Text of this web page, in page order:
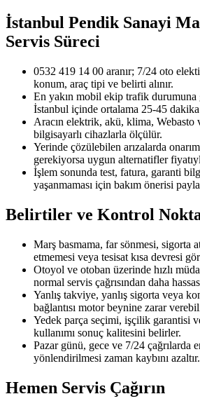
İstanbul Pendik Sanayi
Servis Süreci
0532 419 14 00 aranır; 7/24 oto
konum, araç tipi ve belirti alınır.
En yakın mobil ekip trafik
İstanbul içinde ortalama 25-45
Aracın elektrik, akü, klima, Webasto
bilgisayarlı cihazlarla ölçülür.
Yerinde çözülebilen arızalarda
gerekiyorsa uygun alternatifler
İşlem sonunda test, fatura, garanti
yaşanmaması için bakım önerisi
Belirtiler ve Kontrol
Marş basmama, far sönmesi, sigorta
etmemesi veya tesisat kısa devresi
Otoyol ve otoban üzerinde hızlı
normal servis çağrısından daha
Yanlış takviye, yanlış sigorta veya
bağlantısı motor beynine zarar
Yedek parça seçimi, işçilik garantisi
kullanımı sonuç kalitesini belirler.
Pazar günü, gece ve 7/24 çağrılarda
yönlendirilmesi zaman kaybını azaltır.
Hemen Servis Çağırın